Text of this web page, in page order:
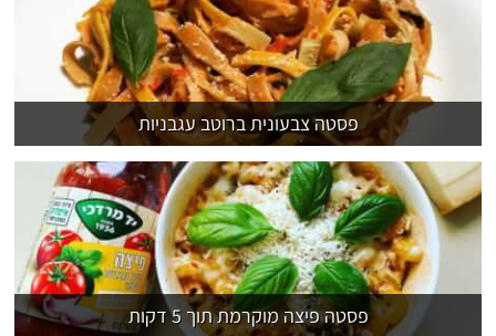
פסטה צבעונית ברוטב עגבניות
פסטה פיצה מוקרמת תוך 5 דקות